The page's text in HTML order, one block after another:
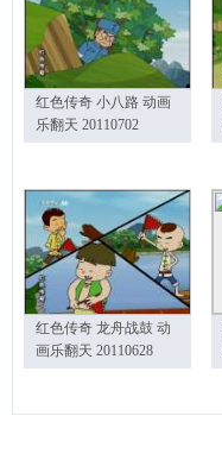
红色传奇 小八路 动画
乐翻天 20110702
红色传奇 龙舟战鼓 动
画乐翻天 20110628